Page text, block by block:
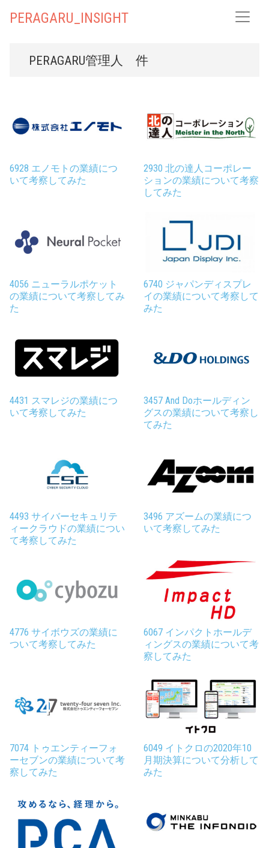
PERAGARU_INSIGHT
PERAGARU管理人 件
6928 エノモトの業績につ
いて考察してみた
2930 北の達人コーポレー
ションの業績について考察
してみた
4056 ニューラルポケット
の業績について考察してみ
た
6740 ジャパンディスプレ
イの業績について考察して
みた
4431 スマレジの業績につ
いて考察してみた
3457 And Doホールディン
グスの業績について考察し
てみた
4493 サイバーセキュリテ
ィークラウドの業績につい
て考察してみた
3496 アズームの業績につ
いて考察してみた
4776 サイボウズの業績に
ついて考察してみた
6067 インパクトホールデ
ィングスの業績について考
察してみた
7074 トゥエンティーフォ
ーセブンの業績について考
察してみた
6049 イトクロの2020年10
月期決算について分析して
みた